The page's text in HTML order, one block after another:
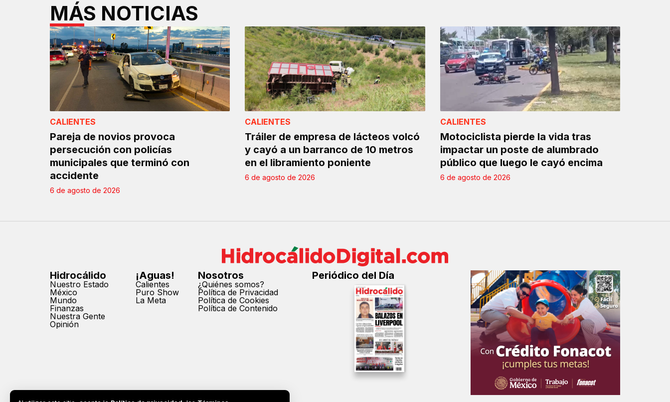
MÁS NOTICIAS
CALIENTES
Pareja de novios provoca
persecución con policías
municipales que terminó con
accidente
6 de agosto de 2026
CALIENTES
Tráiler de empresa de lácteos volcó
y cayó a un barranco de 10 metros
en el libramiento poniente
6 de agosto de 2026
CALIENTES
Motociclista pierde la vida tras
impactar un poste de alumbrado
público que luego le cayó encima
6 de agosto de 2026
Hidrocálido
Nuestro Estado
México
Mundo
Finanzas
Nuestra Gente
Opinión
¡Aguas!
Calientes
Puro Show
La Meta
Nosotros
¿Quiénes somos?
Política de Privacidad
Política de Cookies
Política de Contenido
Periódico del Día